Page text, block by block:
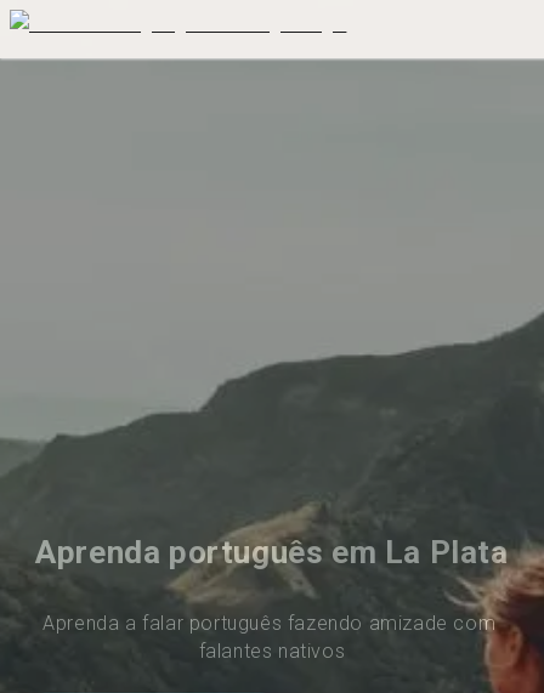
Aprenda português em La Plata
Aprenda a falar português fazendo amizade com
falantes nativos